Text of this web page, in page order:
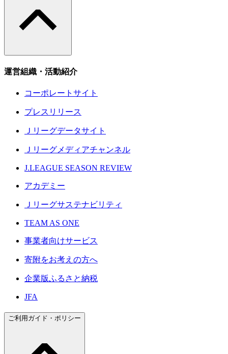
運営組織・活動紹介
コーポレートサイト
プレスリリース
Ｊリーグデータサイト
Ｊリーグメディアチャンネル
J.LEAGUE SEASON REVIEW
アカデミー
Ｊリーグサステナビリティ
TEAM AS ONE
事業者向けサービス
寄附をお考えの方へ
企業版ふるさと納税
JFA
ご利用ガイド・ポリシー